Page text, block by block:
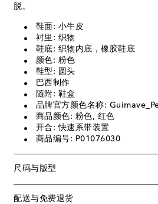
脱。
鞋面: 小牛皮
衬里: 织物
鞋底: 织物内底，橡胶鞋底
颜色: 粉色
鞋型: 圆头
巴西制作
随附: 鞋盒
品牌官方颜色名称:
商品颜色: 粉色, 红色
开合: 快速系带装置
商品编号: P01076030
尺码与版型
配送与免费退货